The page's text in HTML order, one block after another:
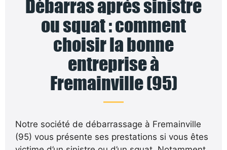
Débarras après sinistre
ou squat : comment
choisir la bonne
entreprise à
Fremainville (95)
Notre société de débarrassage à Fremainville
(95) vous présente ses prestations si vous êtes